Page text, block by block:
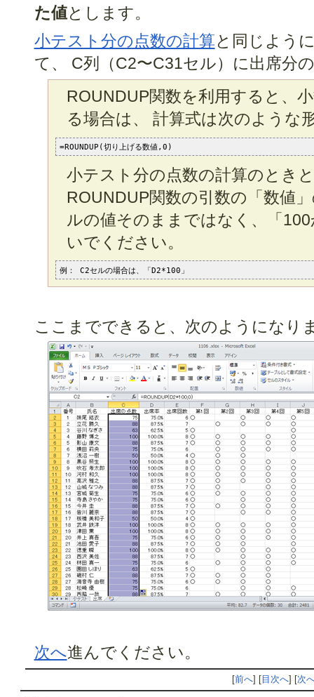
た値とします。
小テスト分の点数の計算と同じよう
て、 C列（C2〜C31セル）に出席分
ROUNDUP関数を利用すると、
る場合は、 計算式は次のような
=ROUNDUP(切り上げる数値,0)
小テスト分の点数の計算のとき
ROUNDUP関数の引数の「数値
ルの値そのままではなく、「
いでください。
例： C2セルの場合は、「D2*100」
ここまでできると、次のようになり
次へ進んでください。
[前へ] [目次へ] [次